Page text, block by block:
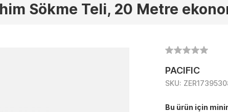
Sökme Teli, 20 Metre
PACIFIC
SKU:
Bu ürün için